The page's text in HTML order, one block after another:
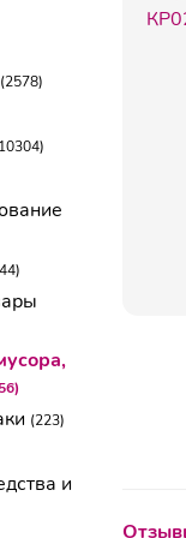
(2578)
(223)
и